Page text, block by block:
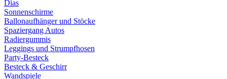
Dias
Sonnenschirme
Ballonaufhänger und Stöcke
Spaziergang Autos
Radiergummis
Leggings und Strumpfhosen
Party-Besteck
Besteck & Geschirr
Wandspiele